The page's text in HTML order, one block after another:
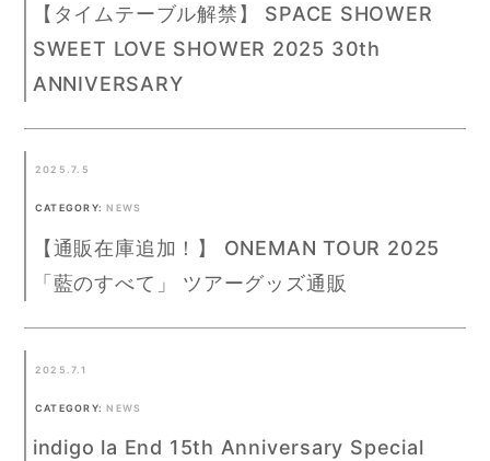
【タイムテーブル解禁】 SPACE SHOWER
SWEET LOVE SHOWER 2025 30th
ANNIVERSARY
2025.7.5
CATEGORY: NEWS
【通販在庫追加！】 ONEMAN TOUR 2025
「藍のすべて」 ツアーグッズ通販
2025.7.1
CATEGORY: NEWS
indigo la End 15th Anniversary Special